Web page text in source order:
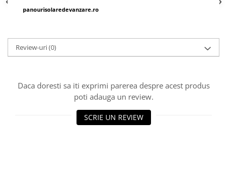
panourisolaredevanzare.ro
Review-uri(0)
Daca doresti sa iti exprimi parerea despre acest produs
poti adauga un review.
SCRIE UN REVIEW